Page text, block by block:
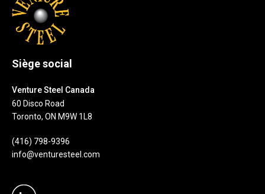
Siège social
Venture Steel Canada
60 Disco Road
Toronto, ON M9W 1L8
(416) 798-9396
info@venturesteel.com